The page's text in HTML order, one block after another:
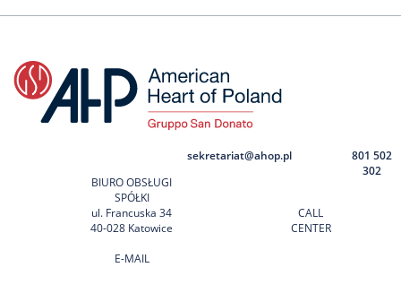
BIURO OBSŁUGI
SPÓŁKI
ul. Francuska 34
40-028 Katowice
E-MAIL
sekretariat@ahop.pl
CALL
CENTER
801 502
302